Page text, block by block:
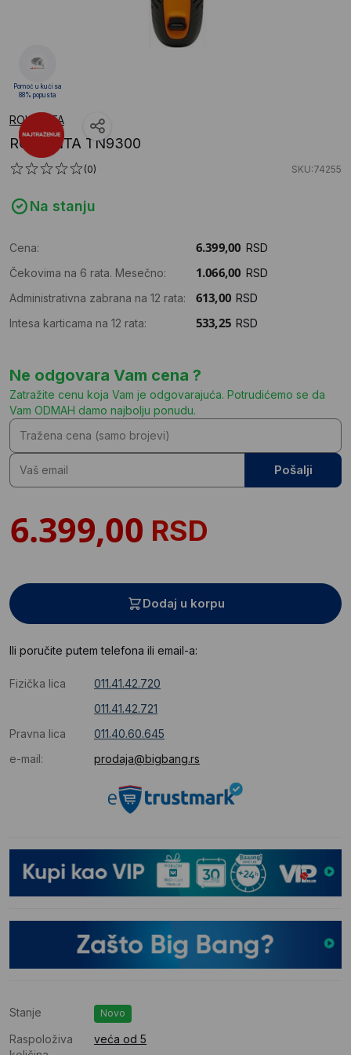
ROWENTA
ROWENTA TN9300
(0) SKU:74255
Na stanju
Cena:
RSD
Čekovima na 6 rata. Mesečno:
RSD
Administrativna zabrana na 12 rata:
RSD
Intesa karticama na 12 rata:
RSD
Ne odgovara Vam cena ?
Zatražite cenu koja Vam je odgovarajuća. Potrudićemo se da
Vam ODMAH damo najbolju ponudu.
Pošalji
RSD
Dodaj u korpu
Ili poručite putem telefona ili email-a:
Fizička lica
011.41.42.720
011.41.42.721
Pravna lica
011.40.60.645
e-mail:
prodaja@bigbang.rs
Stanje Novo
Raspoloživa
veća od 5
Pomoć u kući sa
88% popusta